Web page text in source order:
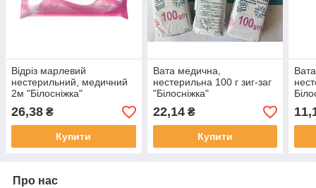
Відріз марлевий
нестерильний, медичний
2м "Білосніжка"
26,38 ₴
Купити
Вата медична,
нестерильна 100 г зиг-заг
"Білосніжка"
Укрмедтекстиль
22,14₴
Купити
Про нас